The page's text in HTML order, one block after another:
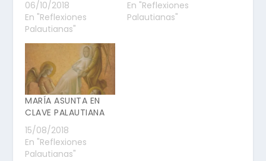
06/10/2018
En "Reflexiones
Palautianas"
En "Reflexiones
Palautianas"
MARÍA ASUNTA EN
CLAVE PALAUTIANA
15/08/2018
En "Reflexiones
Palautianas"